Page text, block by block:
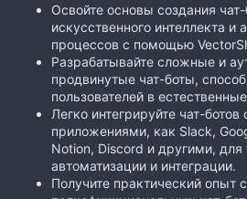
Освойте основы создания
искусственного интеллекта и
процессов с помощью
Разрабатывайте сложные и
продвинутые чат-боты,
пользователей в
Легко интегрируйте чат-ботов
приложениями, как Slack,
Notion, Discord и другими, для
автоматизации и интеграции.
Получите практический опыт